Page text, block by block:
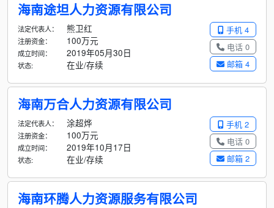
海南途坦人力资源有限公司
手机 4
电话 0
邮箱 4
法定代表人： 熊卫红
注册资金： 100万元
成立时间： 2019年05月30日
状态: 在业/存续
海南万合人力资源有限公司
手机 2
电话 0
邮箱 2
法定代表人： 涂超烨
注册资金： 100万元
成立时间： 2019年10月17日
状态: 在业/存续
海南环腾人力资源服务有限公司